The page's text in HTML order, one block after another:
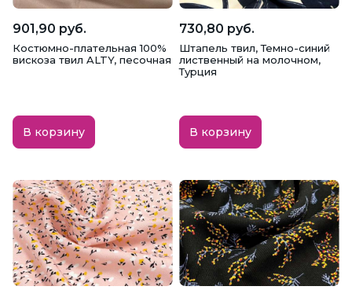
Голограмма Грета Дак
Джерси Джинсовая Дубленка
Интерлок Кашкорсе
Креп Креп-сатин Кристалон
Кулирка Курточная, Плащевая Лен
901,90 руб.
Костюмно-плательная 100%
вискоза твил ALTY, песочная
В корзину
730,80 руб.
Штапель твил, Темно-синий
лиственный на молочном,
Турция
В корзину